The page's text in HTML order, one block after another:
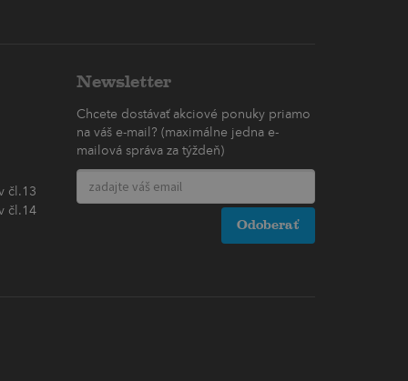
čl.13
čl.14
Newsletter
Chcete dostávať akciové ponuky priamo
na váš e-mail? (maximálne jedna e-
mailová správa za týždeň)
Odoberať